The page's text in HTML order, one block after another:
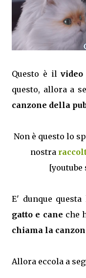
Questo è il
questo, allora a
canzone della
Non è questo lo
nostra
E' dunque questa
gatto e cane che
chiama la
Allora eccola a